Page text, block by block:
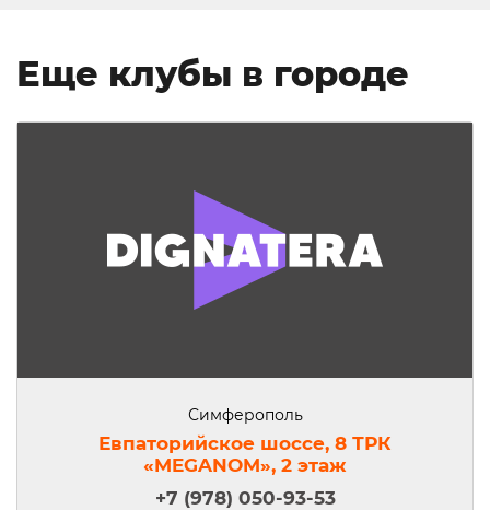
Еще клубы в городе
Симферополь
Евпаторийское шоссе, 8 ТРК
«MEGANOM», 2 этаж
+7 (978) 050-93-53